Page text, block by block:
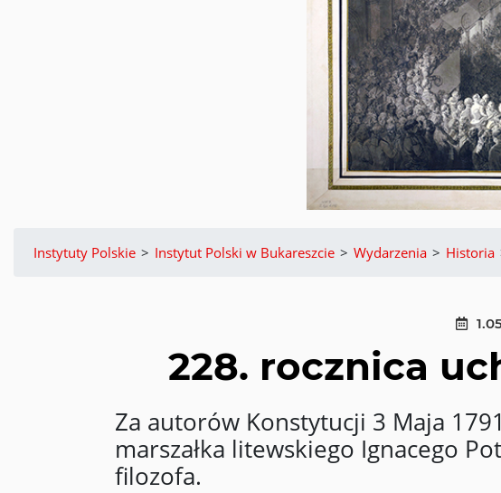
Instytuty Polskie > Instytut Polski w Bukareszcie > Wydarzenia > Historia
228. rocznica
Za autorów Konstytucji 3 Maja
marszałka litewskiego Ignacego
filozofa.